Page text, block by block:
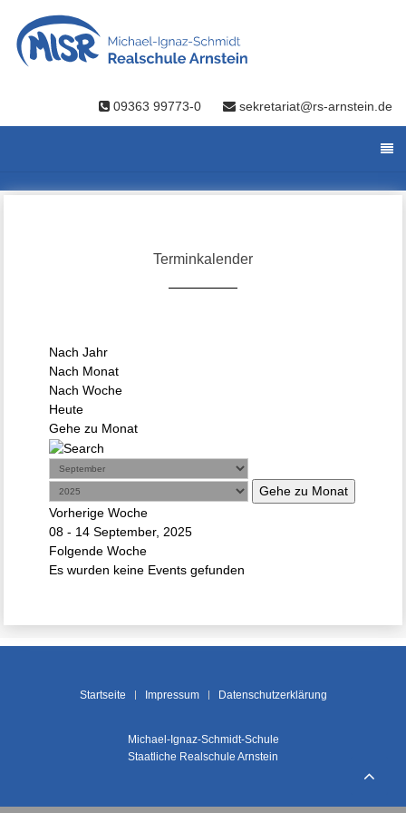
09363 99773-0 sekretariat@rs-arnstein.de
Terminkalender
Nach Jahr
Nach Monat
Nach Woche
Heute
Gehe zu Monat
Gehe zu Monat
Vorherige Woche
08 - 14 September, 2025
Folgende Woche
Es wurden keine Events gefunden
Startseite Impressum Datenschutzerklärung
Michael-Ignaz-Schmidt-Schule
Staatliche Realschule Arnstein